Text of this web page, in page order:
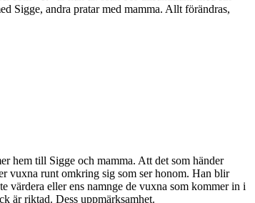
Sigge, andra pratar med mamma. Allt förändras,
hem till Sigge och mamma. Att det som händer
vuxna runt omkring sig som ser honom. Han blir
värdera eller ens namnge de vuxna som kommer in i
är riktad. Dess uppmärksamhet.